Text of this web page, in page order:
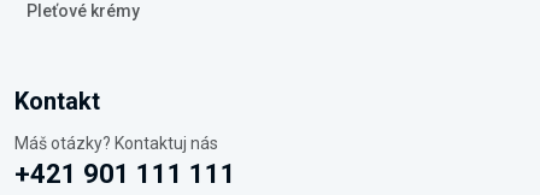
Pleťové krémy
Kontakt
Máš otázky? Kontaktuj nás
+421 901 111 111